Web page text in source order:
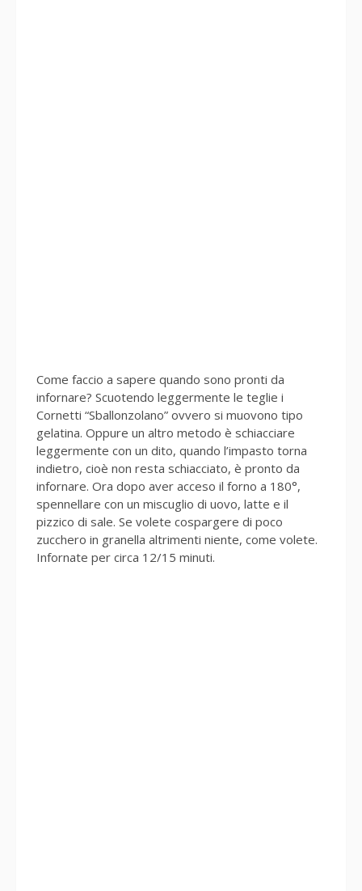
Come faccio a sapere quando sono pronti da
infornare? Scuotendo leggermente le teglie i
Cornetti “Sballonzolano” ovvero si muovono tipo
gelatina. Oppure un altro metodo è schiacciare
leggermente con un dito, quando l’impasto torna
indietro, cioè non resta schiacciato, è pronto da
infornare. Ora dopo aver acceso il forno a 180°,
spennellare con un miscuglio di uovo, latte e il
pizzico di sale. Se volete cospargere di poco
zucchero in granella altrimenti niente, come volete.
Infornate per circa 12/15 minuti.